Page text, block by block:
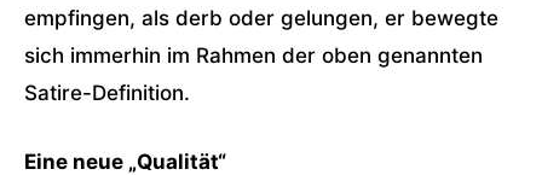
empfingen, als derb oder gelungen, er bewegte
sich immerhin im Rahmen der oben genannten
Satire-Definition.
Eine neue „Qualität“